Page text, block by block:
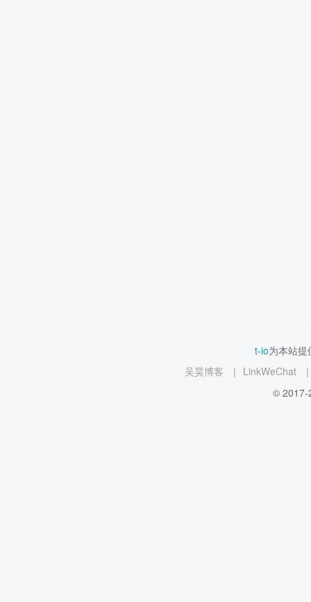
t-io为本站
吴昊博客
| LinkWeChat
|
© 2017-